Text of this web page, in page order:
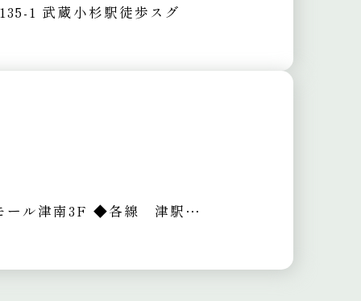
1 武蔵小杉駅徒歩スグ
ル津南3F ◆各線 津駅よりバス・車10～15分